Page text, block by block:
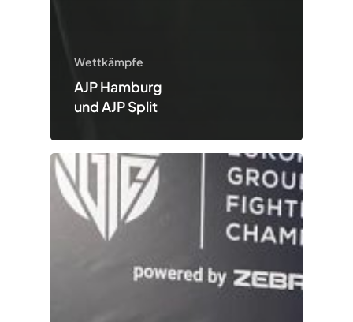
Wettkämpfe
AJP Hamburg
und AJP Split